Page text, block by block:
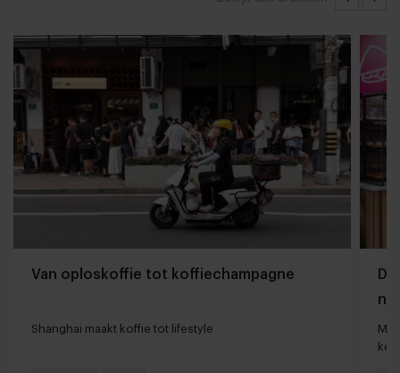
Van oploskoffie tot koffiechampagne
Shanghai maakt koffie tot lifestyle